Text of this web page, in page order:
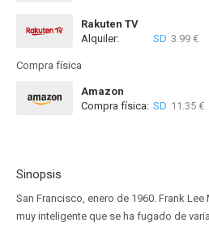
Rakuten TV
Alquiler:
SD 3.99 €
Compra física
Amazon
Compra física: SD 11.35 €
Sinopsis
San Francisco, enero de 1960. Frank
muy inteligente que se ha fugado de